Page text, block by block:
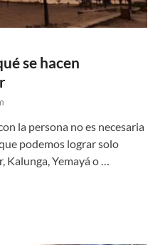
se hacen
la persona no es necesaria
podemos lograr solo
Kalunga, Yemayá o …